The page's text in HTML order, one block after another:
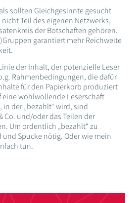
sollten Gleichgesinnte gesucht
Teil des eigenen Netzwerks,
der Botschaften gehören.
garantiert mehr Reichweite
der Inhalt, der potenzielle Leser
Rahmenbedingungen, die dafür
für den Papierkorb produziert
wohlwollende Leserschaft
in der „bezahlt“ wird, sind
Co. und/oder das Teilen der
Um ordentlich „bezahlt“ zu
Spucke nötig. Oder wie mein
tun.